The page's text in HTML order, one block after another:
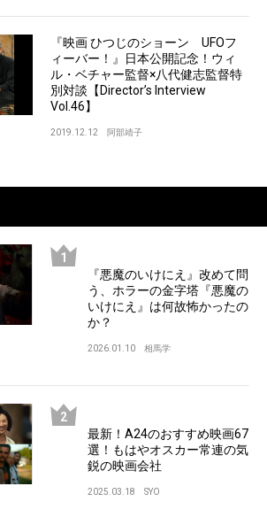
『映画 ひつじのショーン UFOフ
ィーバー！』日本公開記念！ウィ
ル・ベチャー監督×八代健志監督特
別対談【Director’s Interview
Vol.46】
2019.12.12 阿部靖子
『悪魔のいけにえ』改めて問
う、ホラーの金字塔『悪魔の
いけにえ』は何故怖かったの
か？
2026.01.10 相馬学
最新！A24のおすすめ映画67
選！もはやオスカー常連の気
鋭の映画会社
2025.03.18 SYO